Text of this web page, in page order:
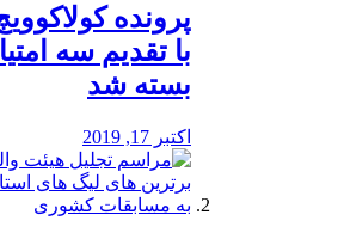
پرونده
با تقدیم سه
بسته شد
اکتبر 17, 2019